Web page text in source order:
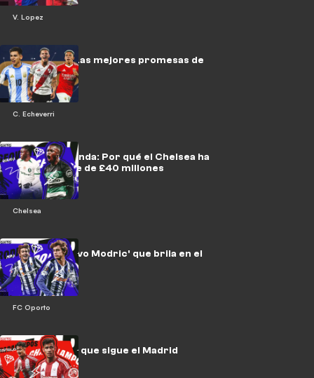
V. Lopez
C. Echeverri
NXGN 2025: Las mejores promesas de
Argentina
Chelsea
Geovany Quenda: Por qué el Chelsea ha
dado un golpe de £40 millones
FC Oporto
Así es el 'nuevo Modric' que brila en el
Porto
El 'Babistuta' que sigue el Madrid